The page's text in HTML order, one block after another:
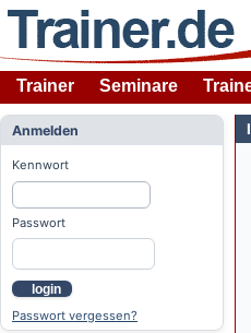
Trainer Seminare
Anmelden
Kennwort
Passwort
login
Passwort vergessen?